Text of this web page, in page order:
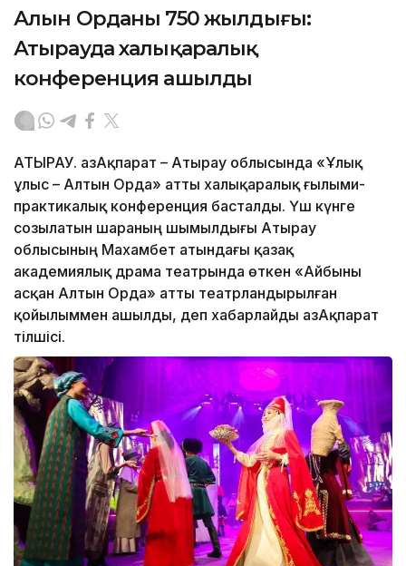
Алын Орданың 750 жылдығы:
Атырауда халықаралық
конференция ашылды
АТЫРАУ. ҚазАқпарат – Атырау облысында «Ұлық
ұлыс – Алтын Орда» атты халықаралық ғылыми-
практикалық конференция басталды. Үш күнге
созылатын шараның шымылдығы Атырау
облысының Махамбет атындағы қазақ
академиялық драма театрында өткен «Айбыны
асқан Алтын Орда» атты театрландырылған
қойылыммен ашылды, деп хабарлайды ҚазАқпарат
тілшісі.